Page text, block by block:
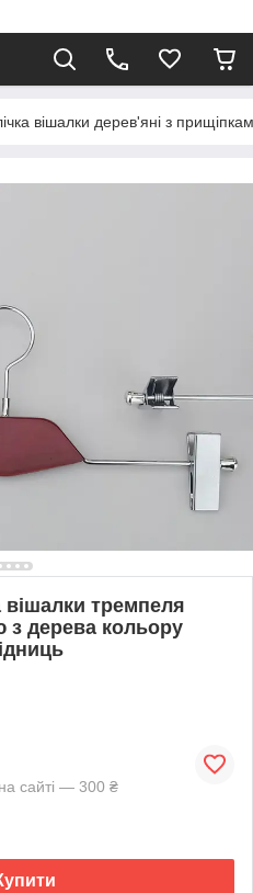
вішалки дерев'яні з
тремпеля
з дерева кольору
сайті — 300 ₴